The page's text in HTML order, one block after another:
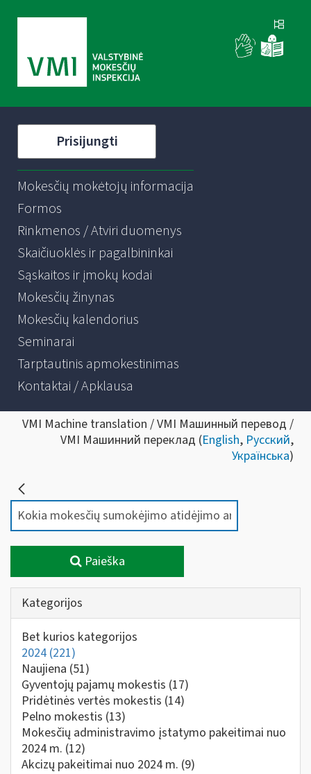
Prisijungti
Mokesčių mokėtojų informacija
Formos
Rinkmenos / Atviri duomenys
Skaičiuoklės ir pagalbininkai
Sąskaitos ir įmokų kodai
Mokesčių žinynas
Mokesčių kalendorius
Seminarai
Tarptautinis apmokestinimas
Kontaktai / Apklausa
VMI Machine translation / VMI Машинный перевод /
VMI Машинний переклад (English, Русский,
Українська)
Paieška
Kategorijos
Bet kurios kategorijos
2024 (221)
Naujiena (51)
Gyventojų pajamų mokestis (17)
Pridėtinės vertės mokestis (14)
Pelno mokestis (13)
Mokesčių administravimo įstatymo pakeitimai nuo
2024 m. (12)
Akcizų pakeitimai nuo 2024 m. (9)